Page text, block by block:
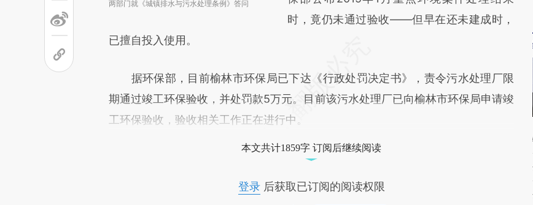
两部门就《城镇排水与污水处理条例》答问
时，竟仍未通过验收——但早在还未建成时，
已擅自投入使用。
据环保部，目前榆林市环保局已下达《行政处罚决定书》，责令污水处理厂限
期通过竣工环保验收，并处罚款5万元。目前该污水处理厂已向榆林市环保局申请竣
工环保验收，验收相关工作正在进行中。
本文共计1859字 订阅后继续阅读
登录后获取已订阅的阅读权限